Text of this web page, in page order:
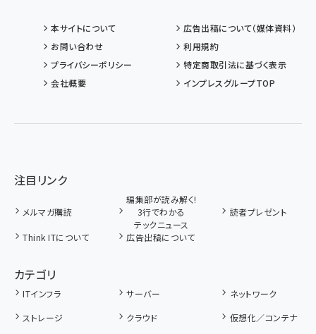
本サイトについて
広告出稿について（媒体資料）
お問い合わせ
利用規約
プライバシーポリシー
特定商取引法に基づく表示
会社概要
インプレスグループTOP
注目リンク
メルマガ購読
編集部が読み解く!
3行でわかる
テックニュース
読者プレゼント
Think ITについて 広告出稿について
カテゴリ
ITインフラ サーバー
ネットワーク
ストレージ
クラウド
仮想化／コンテナ